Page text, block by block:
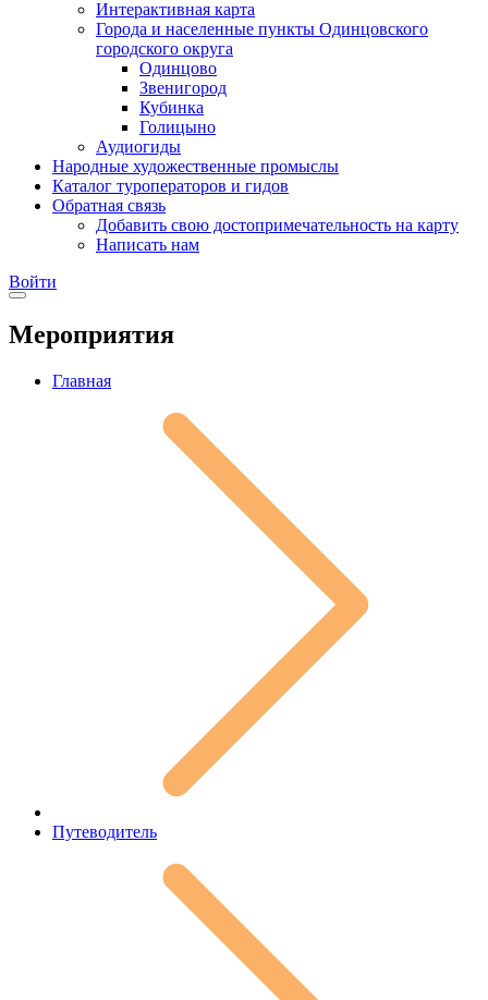
Интерактивная карта
Города и населенные пункты Одинцовского
городского округа
Одинцово
Звенигород
Кубинка
Голицыно
Аудиогиды
Народные художественные промыслы
Каталог туроператоров и гидов
Обратная связь
Добавить свою достопримечательность на карту
Написать нам
Войти
Мероприятия
Главная
Путеводитель